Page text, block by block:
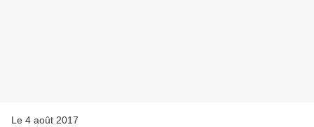
Le 4 août 2017